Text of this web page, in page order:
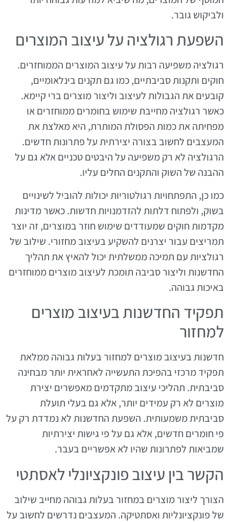
ולביקוש גובר.
השפעת רגולציה על עיצוב המוצרים
רגולציה משפיעה רבות על עיצוב המוצרים הממוחזרים.
חוקים ותקנות סביבתיים, כמו גם תקנים בינלאומיים,
קובעים את הגבולות לעיצוב וליצור מוצרים ברי קיימא.
כאשר רגולציה מחייבת שימוש בחומרים ממוחזרים או
מפחיתה את כמות הפסולת המותרת, היא מאלצת את
המעצבים לחשוב בצורה יצירתית על פתרונות חדשים.
הרגולציה לא רק משפיעה על היבטים טכניים אלא גם על
ההבנה של השוק והתקנים החלים עליו.
כמו כן, התפתחויות רגולטוריות יכולות להוביל לשינויים
בשוק, ולפתוח דלתות להזדמנויות חדשות. כאשר מדינות
מקדמות חוקים שמעודדים שימוש חוזר במוצרים, זה יוצר
תמריצים עבור יצרנים להשקיע בעיצוב מחזורי. שילוב של
רגולציות עם תמיכה ממשלתית יכול להאיץ את תהליך
החדשנות וליצור סביבה תומכת לעיצוב מוצרים ממוחזרים
באיכות גבוהה.
תפקיד החדשנות בעיצוב מוצרים
למחזור
חדשנות בעיצוב מוצרים למחזור בעלות גבוהה ממלאת
תפקיד מרכזי בהפיכת התעשייה לאחראית יותר מבחינה
סביבתית. תהליכי עיצוב מתקדמים מאפשרים יצירת
מוצרים לא רק עמידים יותר, אלא גם בעלי תועלת
סביבתית משמעותית. השפעת החדשנות לא נמדדת רק על
פי חומרים חדשים, אלא גם על פי גישות יצירתיות
שמביאות לפתרונות שהיו לא אפשריים בעבר.
הקשר בין עיצוב פונקציונלי לאסתטי
הצורך ליצור מוצרים במחזור בעלות גבוהה מחייב שילוב
של פונקציונליות ואסתטיקה. המעצבים נדרשים לחשוב על